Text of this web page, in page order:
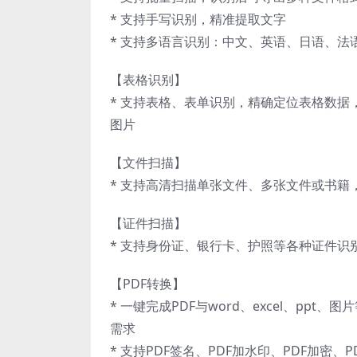
* 支持手写识别，精准提取文字
* 支持多语言识别：中文、英语、日语、
【表格识别】
* 支持表格、表单识别，精确定位表格数
图片
【文件扫描】
* 支持高清扫描单张文件、多张文件或书籍
【证件扫描】
* 支持身份证、银行卡、护照等各种证件识
【PDF转换】
* 一键完成PDF与word、excel、ppt、图
需求
* 支持PDF签名、PDF加水印、PDF加密、